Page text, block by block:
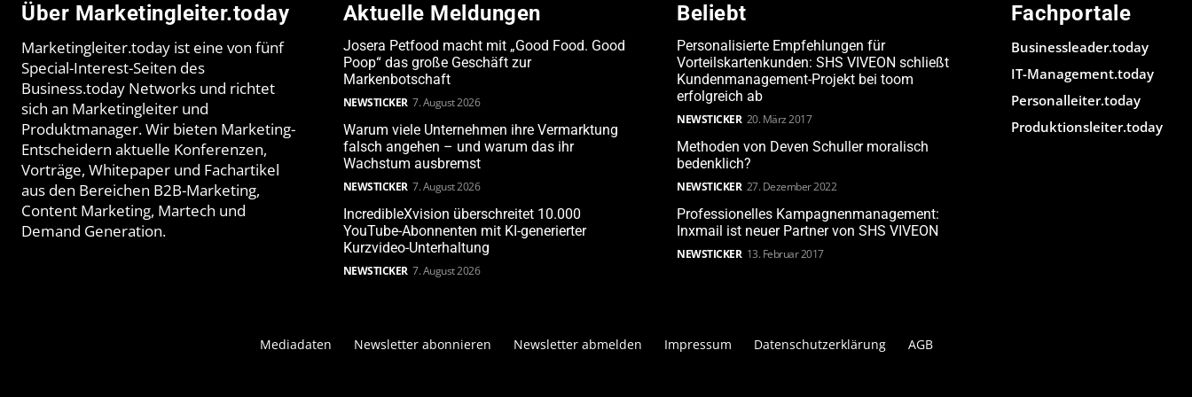
Über Marketingleiter.today
Marketingleiter.today ist eine von fünf
Special-Interest-Seiten des
Business.today Networks und richtet
sich an Marketingleiter und
Produktmanager. Wir bieten Marketing-
Entscheidern aktuelle Konferenzen,
Vorträge, Whitepaper und Fachartikel
aus den Bereichen B2B-Marketing,
Content Marketing, Martech und
Demand Generation.
Aktuelle Meldungen
Josera Petfood macht mit „Good Food. Good
Poop“ das große Geschäft zur
Markenbotschaft
NEWSTICKER 7. August 2026
Warum viele Unternehmen ihre Vermarktung
falsch angehen – und warum das ihr
Wachstum ausbremst
NEWSTICKER 7. August 2026
IncredibleXvision überschreitet 10.000
YouTube-Abonnenten mit KI-generierter
Kurzvideo-Unterhaltung
NEWSTICKER 7. August 2026
Beliebt
Personalisierte Empfehlungen für
Vorteilskartenkunden: SHS VIVEON schließt
Kundenmanagement-Projekt bei toom
erfolgreich ab
NEWSTICKER 20. März 2017
Methoden von Deven Schuller moralisch
bedenklich?
NEWSTICKER 27. Dezember 2022
Professionelles Kampagnenmanagement:
Inxmail ist neuer Partner von SHS VIVEON
NEWSTICKER 13. Februar 2017
Fachportale
Businessleader.today
IT-Management.today
Personalleiter.today
Produktionsleiter.today
Mediadaten Newsletter abonnieren Newsletter abmelden Impressum Datenschutzerklärung AGB